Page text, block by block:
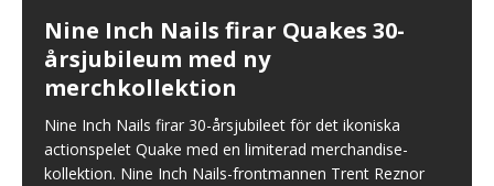
Nine Inch Nails firar Quakes 30-
årsjubileum med ny
merchkollektion
Nine Inch Nails firar 30-årsjubileet för det ikoniska
actionspelet Quake med en limiterad merchandise-
kollektion. Nine Inch Nails-frontmannen Trent Reznor